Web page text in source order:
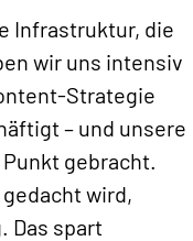
Infrastruktur, die
wir uns intensiv
Strategie
– und unsere
gebracht.
wird,
Das spart